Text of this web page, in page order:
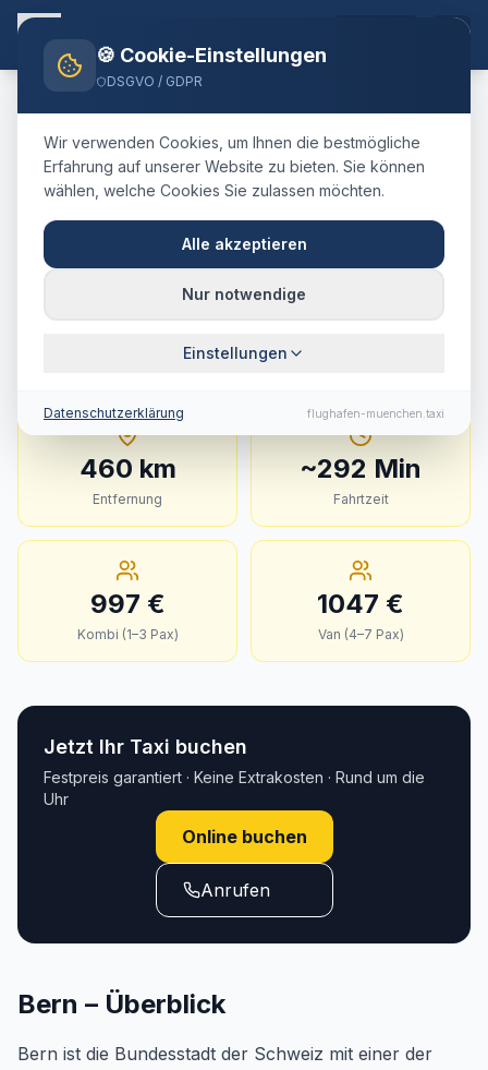
Home Blog TaxiBernMünchen Airport
🇨🇭 Schweiz Kanton Bern
TaxiBern→Flughafen
München
:Festpreis,
Fahrtdauer & Tipps
460 km · ca. 292 Min. · Festpreis ab
460 km
Entfernung
~292 Min
Fahrtzeit
997 €
Kombi (1–3 Pax)
1047 €
Van (4–7 Pax)
Jetzt Ihr Taxi buchen
Festpreis garantiert · Keine Extrakosten · Rund um die
Uhr
Online buchen
Anrufen
Bern – Überblick
Bern ist die Bundesstadt der Schweiz mit einer der
🍪 Cookie-Einstellungen
DSGVO / GDPR
Wir verwenden Cookies, um Ihnen die bestmögliche
Erfahrung auf unserer Website zu bieten. Sie können
wählen, welche Cookies Sie zulassen möchten.
Alle akzeptieren
Nur notwendige
Einstellungen
Datenschutzerklärung flughafen-muenchen.taxi